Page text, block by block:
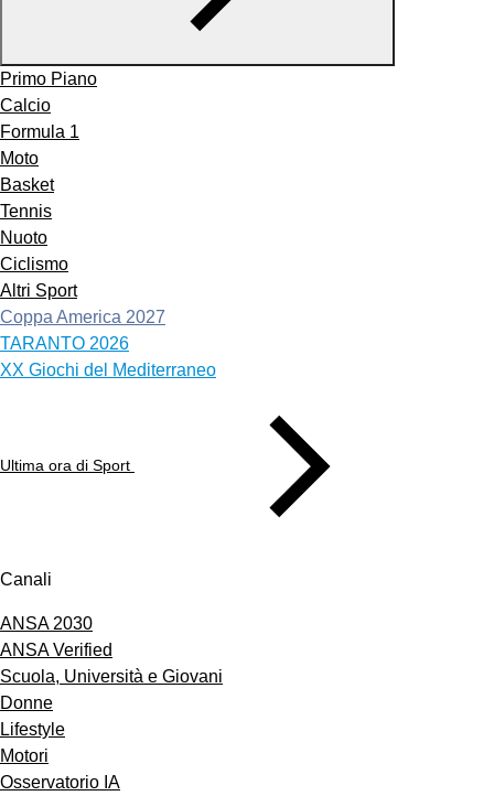
Primo Piano
Calcio
Formula 1
Moto
Basket
Tennis
Nuoto
Ciclismo
Altri Sport
Coppa America 2027
TARANTO 2026
XX Giochi del Mediterraneo
Ultima ora di Sport
Canali
ANSA 2030
ANSA Verified
Scuola, Università e Giovani
Donne
Lifestyle
Motori
Osservatorio IA